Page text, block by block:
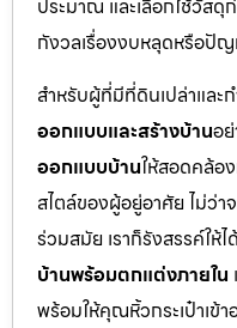
ประมาณ และเลือกใช้วัส
กังวลเรื่องงบหลุดหรือปัญ
สำหรับผู้ที่มีที่ดินเปล่าและก
ออกแบบและสร้างบ้านอ
ออกแบบบ้านให้สอดคล้อ
สไตล์ของผู้อยู่อาศัย ไม่ว่า
ร่วมสมัย เราก็รังสรรค์ให้
บ้านพร้อมตกแต่งภายใน
พร้อมให้คุณหิ้วกระเป๋าเข้